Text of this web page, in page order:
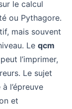
le calcul
ou Pythagore.
mais souvent
Le qcm
l’imprimer,
Le sujet
l’épreuve
et